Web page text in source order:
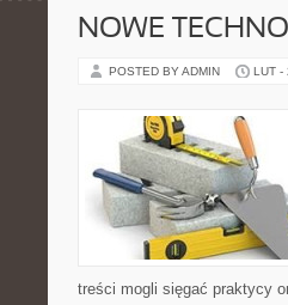
NOWE
POSTED BY ADMIN LUT -
treści mogli sięgać praktycy